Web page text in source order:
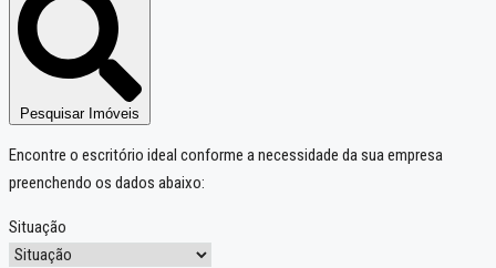
Pesquisar Imóveis
Encontre o escritório ideal conforme a necessidade da sua empresa
preenchendo os dados abaixo:
Situação